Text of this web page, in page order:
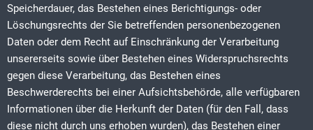
Speicherdauer, das Bestehen eines Berichtigungs- oder
Löschungsrechts der Sie betreffenden personenbezogenen
Daten oder dem Recht auf Einschränkung der Verarbeitung
unsererseits sowie über Bestehen eines Widerspruchsrechts
gegen diese Verarbeitung, das Bestehen eines
Beschwerderechts bei einer Aufsichtsbehörde, alle verfügbaren
Informationen über die Herkunft der Daten (für den Fall, dass
diese nicht durch uns erhoben wurden), das Bestehen einer